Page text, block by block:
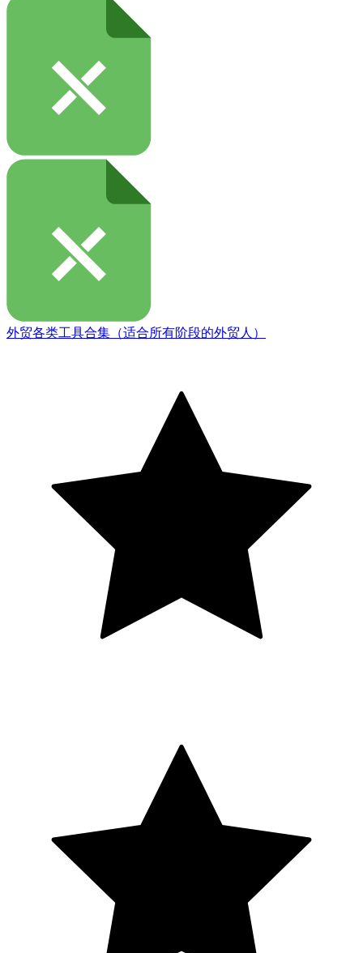
外贸各类工具合集（适合所有阶段的外贸人）